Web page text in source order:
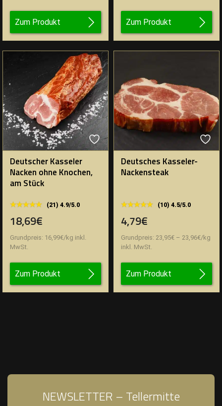
Zum Produkt Zum Produkt
Deutscher Kasseler
Nacken ohne Knochen,
am Stück
★★★★★
★★★★★ (21) 4.9/5.0
18,69€
Grundpreis: 16,99€/kg inkl.
MwSt.
Zum Produkt
Deutsches Kasseler-
Nackensteak
★★★★★
★★★★★ (10) 4.5/5.0
4,79€
Grundpreis: 23,95€ – 23,96€/kg
inkl. MwSt.
Zum Produkt
NEWSLETTER – Tellermitte